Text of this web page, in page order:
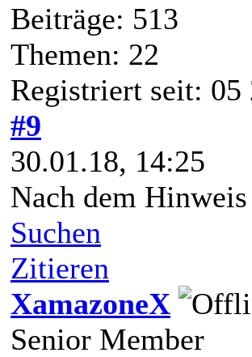
Beiträge: 513
Themen: 22
Registriert seit: 05
#9
30.01.18, 14:25
Nach dem
Suchen
Zitieren
XamazoneX
Senior Member